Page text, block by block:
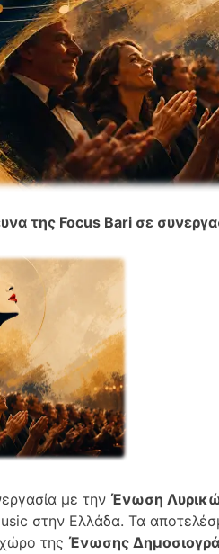
της Focus Bari σε
με την Ένωση
στην Ελλάδα. Τα
της Ένωσης